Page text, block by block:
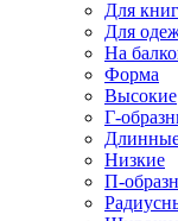
Для книг
Для
На
Форма
Высокие
Г-
Низкие
П-